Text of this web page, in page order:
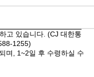
고 있습니다. (CJ 대한통
1255)
며, 1~2일 후 수령하실 수